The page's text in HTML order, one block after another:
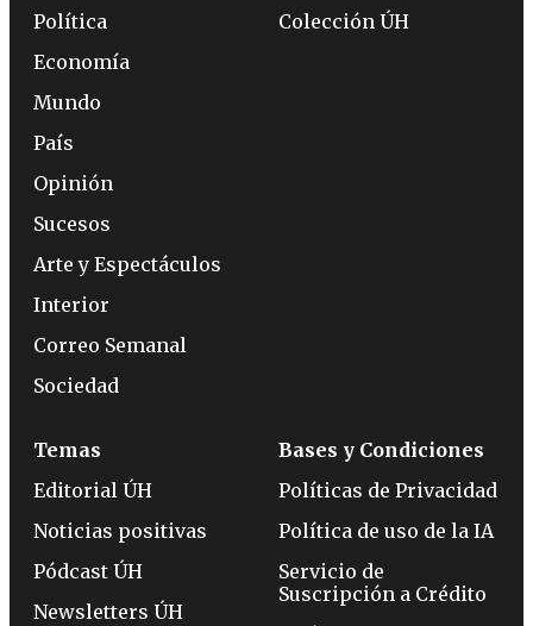
Política
Economía
Mundo
País
Opinión
Sucesos
Arte y Espectáculos
Interior
Correo Semanal
Sociedad
Colección ÚH
Temas
Editorial ÚH
Noticias positivas
Pódcast ÚH
Newsletters ÚH
Bases y Condiciones
Políticas de Privacidad
Política de uso de la IA
Servicio de
Suscripción a Crédito